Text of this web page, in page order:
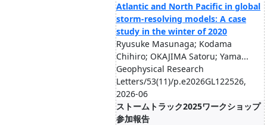
Atlantic and North Pacific in global
storm-resolving models: A case
study in the winter of 2020
Ryusuke Masunaga; Kodama
Chihiro; OKAJIMA Satoru; Yama...
Geophysical Research
Letters/53(11)/p.e2026GL122526,
2026-06
ストームトラック2025ワークショップ
参加報告